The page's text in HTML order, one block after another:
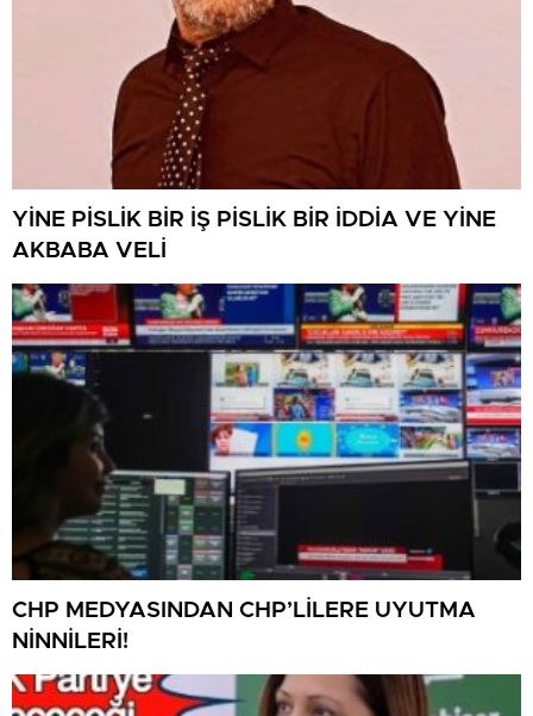
YİNE PİSLİK BİR İŞ PİSLİK BİR İDDİA VE YİNE
AKBABA VELİ
CHP MEDYASINDAN CHP’LİLERE UYUTMA
NİNNİLERİ!